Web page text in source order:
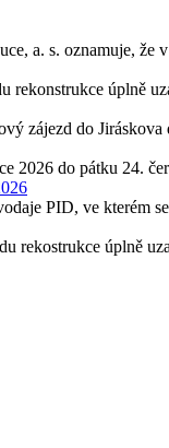
a. s. oznamuje, že
rekonstrukce úplně
zájezd do
2026 do pátku 24.
PID, ve kterém
rekostrukce úplně